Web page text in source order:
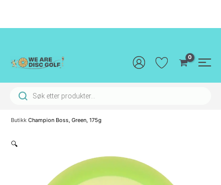
innholdet
Products search
Butikk Champion Boss, Green, 175g
🔍